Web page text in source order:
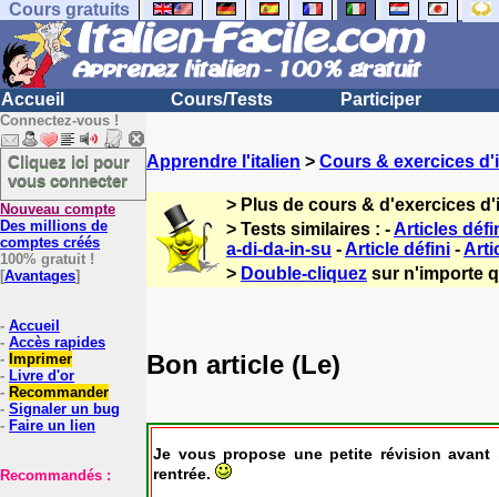
Cours gratuits
Accueil Cours/Tests Participer
Connectez-vous !
Cliquez ici pour
vous connecter
Nouveau compte
Des millions de
comptes créés
100% gratuit !
[Avantages]
- Accueil
- Accès rapides
- Imprimer
- Livre d'or
- Recommander
- Signaler un bug
- Faire un lien
Recommandés :
Apprendre l'italien > Cours & exercices
> Plus de cours & d'exercices
> Tests similaires : -Articles
a-di-da-in-su -Article défini -
> Double-cliquez sur n'importe
Bon article (Le)
Je vous propose une petite révision avant
rentrée.